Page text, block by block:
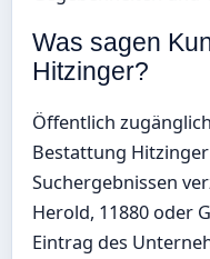
Was sagen
Hitzinger?
Öffentlich
Bestattung
Suchergebnissen
Herold, 11880 oder
Eintrag des